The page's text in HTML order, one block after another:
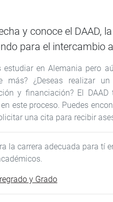
y conoce el DAAD,
para el intercambio
estudiar en Alemania pero
más? ¿Deseas realizar
y financiación? El
este proceso. Puedes
una cita para recibir
la carrera adecuada para tí
y Grado